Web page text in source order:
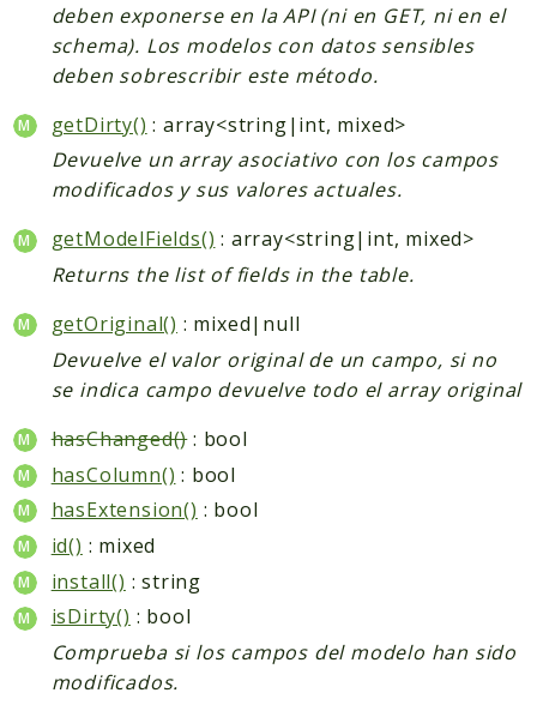
deben exponerse en la API (ni en GET, ni en el
schema). Los modelos con datos sensibles
deben sobrescribir este método.
getDirty() : array<string|int, mixed>
Devuelve un array asociativo con los campos
modificados y sus valores actuales.
getModelFields() : array<string|int, mixed>
Returns the list of fields in the table.
getOriginal() : mixed|null
Devuelve el valor original de un campo, si no
se indica campo devuelve todo el array original
hasChanged(): bool
hasColumn() : bool
hasExtension() : bool
id() : mixed
install() : string
isDirty() : bool
Comprueba si los campos del modelo han sido
modificados.